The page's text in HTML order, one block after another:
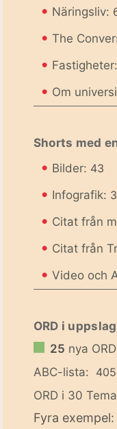
• Näringsliv:
• The
• Fastigheter:
• Om
Shorts med
• Bilder: 43
• Infografik:
• Citat från
• Citat från
• Video och
ORD i
25 nya ORD
ABC-lista: 405
ORD i 30
Fyra exempel: